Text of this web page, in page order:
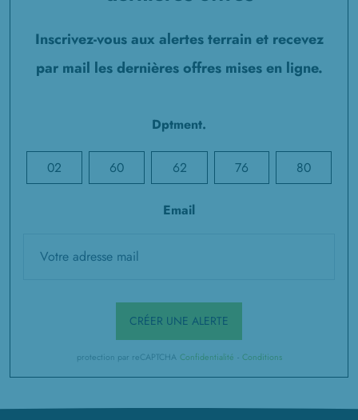
Inscrivez-vous aux alertes terrain et recevez
par mail les dernières offres mises en ligne.
Dptment.
02 60 62 76 80
Email
CRÉER UNE ALERTE
protection par reCAPTCHA Confidentialité - Conditions